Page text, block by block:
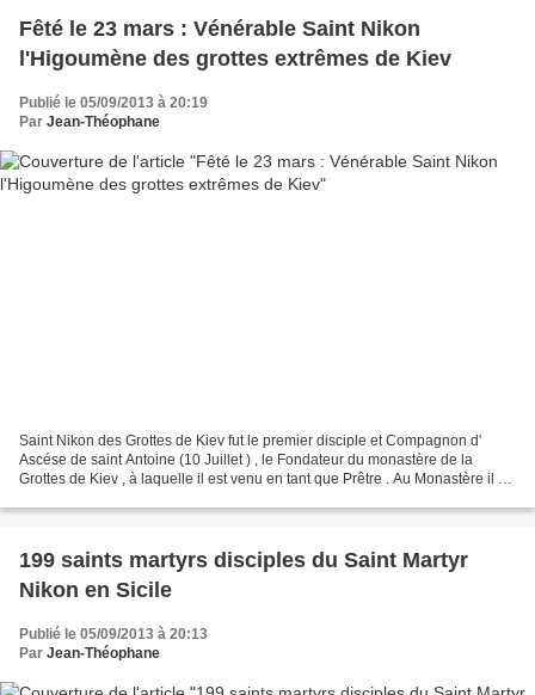
Fêté le 23 mars : Vénérable Saint Nikon
l'Higoumène des grottes extrêmes de Kiev
Publié le 05/09/2013 à 20:19
Par Jean-Théophane
Saint Nikon des Grottes de Kiev fut le premier disciple et Compagnon d'
Ascése de saint Antoine (10 Juillet ) , le Fondateur du monastère de la
Grottes de Kiev , à laquelle il est venu en tant que Prêtre . Au Monastère il a
199 saints martyrs disciples du Saint Martyr
Nikon en Sicile
Publié le 05/09/2013 à 20:13
Par Jean-Théophane